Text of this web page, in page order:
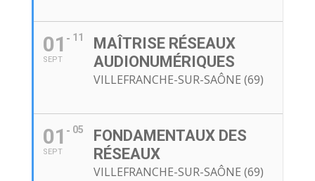
01
SEPT
11
MAÎTRISE RÉSEAUX
AUDIONUMÉRIQUES
VILLEFRANCHE-SUR-SAÔNE (69)
01
SEPT
05
FONDAMENTAUX DES
RÉSEAUX
VILLEFRANCHE-SUR-SAÔNE (69)